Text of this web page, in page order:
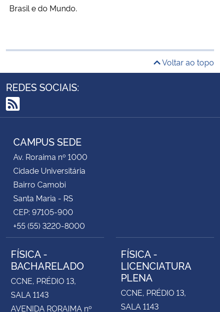
Brasil e do Mundo.
Voltar ao topo
REDES SOCIAIS:
RSS
CAMPUS SEDE
Av. Roraima nº 1000
Cidade Universitária
Bairro Camobi
Santa Maria - RS
CEP: 97105-900
+55 (55) 3220-8000
FÍSICA -
BACHARELADO
CCNE, PRÉDIO 13,
SALA 1143
AVENIDA RORAIMA nº
FÍSICA -
LICENCIATURA
PLENA
CCNE, PRÉDIO 13,
SALA 1143